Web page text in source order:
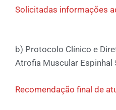
Solicitadas informações
b) Protocolo Clínico e
Atrofia Muscular Espinhal
Recomendação final de